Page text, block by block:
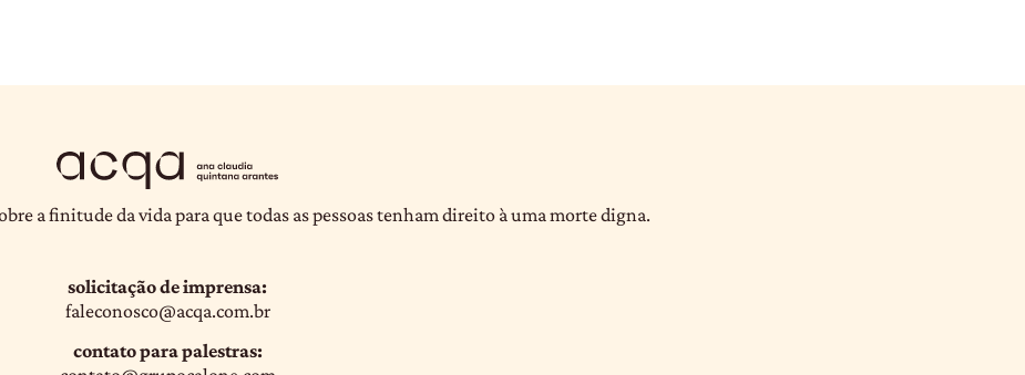
a finitude da vida para que todas as pessoas tenham direito à uma morte digna.
solicitação de imprensa:
faleconosco@acqa.com.br
contato para palestras: